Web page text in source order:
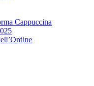
Cappuccina